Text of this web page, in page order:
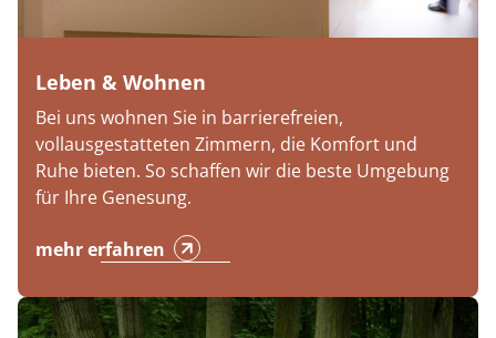
Leben & Wohnen
Bei uns wohnen Sie in barrierefreien,
vollausgestatteten Zimmern, die Komfort und
Ruhe bieten. So schaffen wir die beste Umgebung
für Ihre Genesung.
mehr erfahren